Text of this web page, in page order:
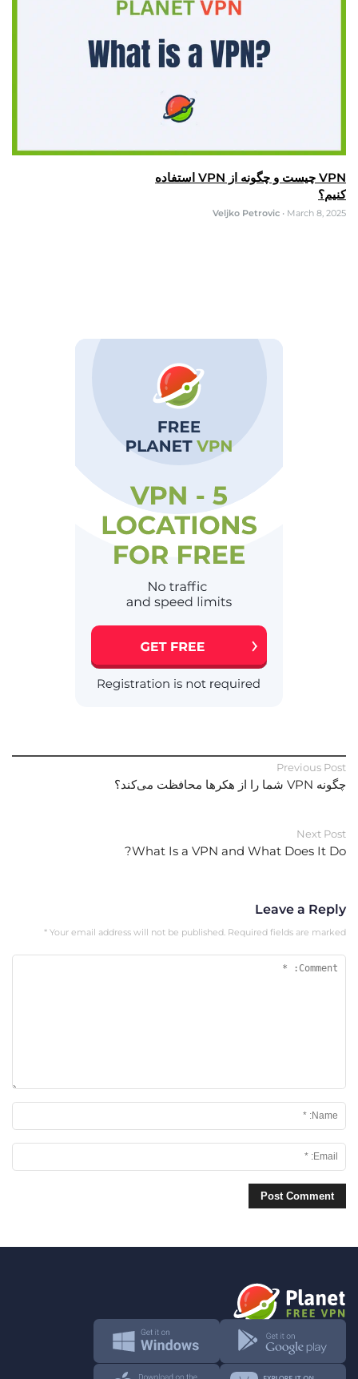
VPN چیست و چگونه از VPN استفاده
کنیم؟
Veljko Petrovic • March 8, 2025
Previous Post
چگونه VPN شما را از هکرها محافظت می‌کند؟
Next Post
What Is a VPN and What Does It Do?
Leave a Reply
Your email address will not be published. Required fields are marked
*